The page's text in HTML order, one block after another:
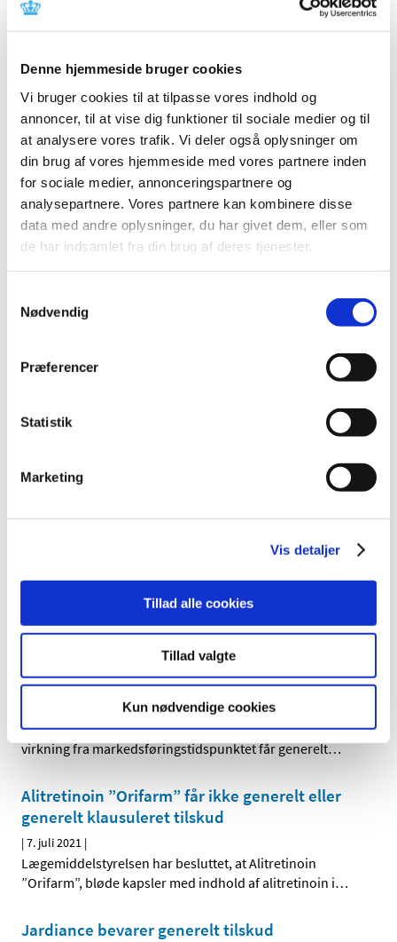
Denne hjemmeside bruger cookies
Vi bruger cookies til at tilpasse vores indhold og
annoncer, til at vise dig funktioner til sociale medier og til
at analysere vores trafik. Vi deler også oplysninger om
din brug af vores hjemmeside med vores partnere inden
for sociale medier, annonceringspartnere og
analysepartnere. Vores partnere kan kombinere disse
data med andre oplysninger, du har givet dem, eller som
de har indsamlet fra din brug af deres tjenester.
Nødvendig
Præferencer
Statistik
Marketing
Vis detaljer
Tillad alle cookies
Tillad valgte
Kun nødvendige cookies
Entresto til behandling af hjertesvigt ændrer
4. oktober 2021
Lægemiddelstyrelsen har besluttet at ændre
tilskudsklausulen for Entresto per 4. oktober 2021
Binosto til behandling af knogleskørhed får
generelt klausuleret tilskud
4. oktober 2021
Lægemiddelstyrelsen har besluttet, at Binosto får
generelt klausuleret tilskud per 4. oktober 2021.
Høring over Medicintilskudsnævnets nye
forslag til tilskudsstatus til insuliner
Medicintilskudsnævnet er i gang med at revurdere
Endnu et fnatmiddel er kommet på markedet i
|2. september 2021
ivermectin kan fra i dag købes på danske apoteker med…
virkning fra den 6. september 2021 ændrer…
Ongentys får generelt klausuleret tilskud
Lægemiddelstyrelsen har besluttet, at Ongentys med
virkning fra markedsføringstidspunktet får generelt…
Alitretinoin ”Orifarm” får ikke generelt eller
generelt klausuleret tilskud
|7. juli 2021 |
Lægemiddelstyrelsen har besluttet, at Alitretinoin
”Orifarm”, bløde kapsler med indhold af alitretinoin i…
Jardiance bevarer generelt tilskud